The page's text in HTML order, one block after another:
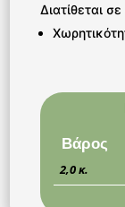
Διατίθεται
Βάρος
2,0 κ.